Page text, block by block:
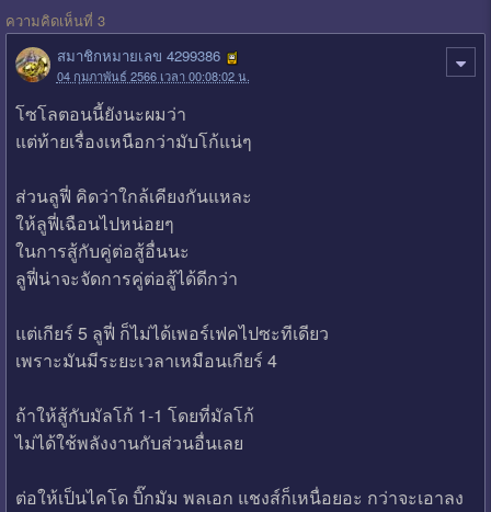
ความคิดเห็นที่ 3
สมาชิกหมายเลข 4299386
04 กุมภาพันธ์ 2566 เวลา 00:08:02 น.
โซโลตอนนี้ยังนะผมว่า
แต่ท้ายเรื่องเหนือกว่ามับโก้แน่ๆ
ส่วนลูฟี่ คิดว่าใกล้เคียงกันแหละ
ให้ลูฟี่เฉือนไปหน่อยๆ
ในการสู้กับคู่ต่อสู้อื่นนะ
ลูฟี่น่าจะจัดการคู่ต่อสู้ได้ดีกว่า
แต่เกียร์ 5 ลูฟี่ ก็ไม่ได้เพอร์เฟคไปซะทีเดียว
เพราะมันมีระยะเวลาเหมือนเกียร์ 4
ถ้าให้สู้กับมัลโก้ 1-1 โดยที่มัลโก้
ไม่ได้ใช้พลังงานกับส่วนอื่นเลย
ต่อให้เป็นไคโด บิ๊กมัม พลเอก แชงส์ก็เหนื่อยอะ กว่าจะเอาลง